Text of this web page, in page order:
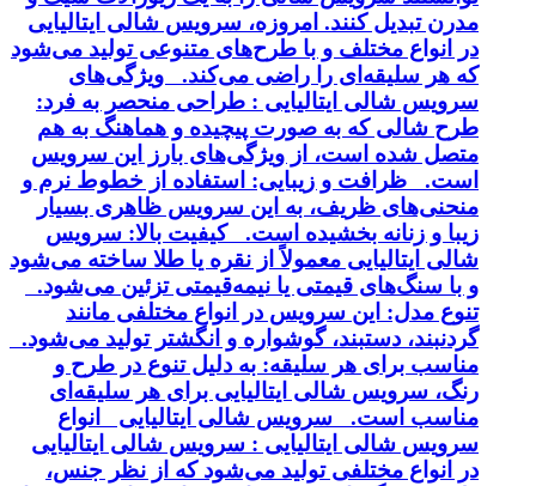
مدرن تبدیل کنند. امروزه، سرویس شالی ایتالیایی
در انواع مختلف و با طرح‌های متنوعی تولید می‌شود
که هر سلیقه‌ای را راضی می‌کند. ویژگی‌های
سرویس شالی ایتالیایی : طراحی منحصر به فرد:
طرح شالی که به صورت پیچیده و هماهنگ به هم
متصل شده است، از ویژگی‌های بارز این سرویس
است. ظرافت و زیبایی: استفاده از خطوط نرم و
منحنی‌های ظریف، به این سرویس ظاهری بسیار
زیبا و زنانه بخشیده است. کیفیت بالا: سرویس
شالی ایتالیایی معمولاً از نقره یا طلا ساخته می‌شود
و با سنگ‌های قیمتی یا نیمه‌قیمتی تزئین می‌شود.
تنوع مدل: این سرویس در انواع مختلفی مانند
گردنبند، دستبند، گوشواره و انگشتر تولید می‌شود.
مناسب برای هر سلیقه: به دلیل تنوع در طرح و
رنگ، سرویس شالی ایتالیایی برای هر سلیقه‌ای
مناسب است. سرویس شالی ایتالیایی انواع
سرویس شالی ایتالیایی : سرویس شالی ایتالیایی
در انواع مختلفی تولید می‌شود که از نظر جنس،